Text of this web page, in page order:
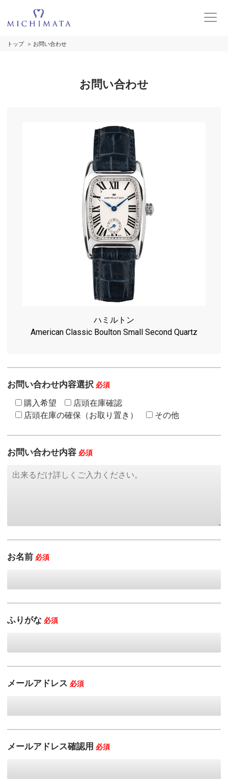
トップ お問い合わせ
お問い合わせ
ハミルトン
American Classic Boulton Small Second Quartz
お問い合わせ内容選択 必須
購入希望
店頭在庫確認
店頭在庫の確保（お取り置き）
その他
お問い合わせ内容 必須
お名前 必須
ふりがな 必須
メールアドレス 必須
メールアドレス確認用 必須